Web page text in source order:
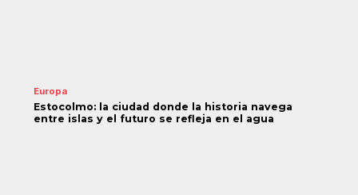
Europa
Estocolmo: la ciudad donde la historia navega
entre islas y el futuro se refleja en el agua